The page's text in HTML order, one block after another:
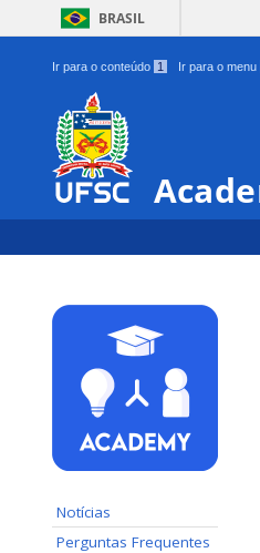
BRASIL
Ir para o conteúdo 1 Ir para o menu
Notícias
Perguntas Frequentes